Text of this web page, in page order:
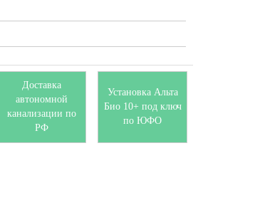
Доставка
автономной
канализации по
РФ
Установка Альта
Био 10+ под ключ
по ЮФО